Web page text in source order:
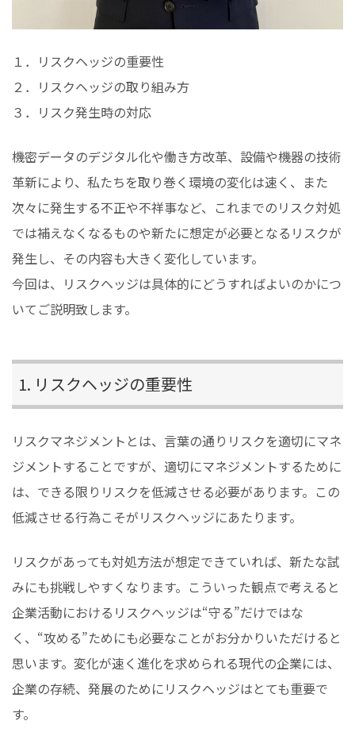
１．リスクヘッジの重要性
２．リスクヘッジの取り組み方
３．リスク発生時の対応
機密データのデジタル化や働き方改革、設備や機器の技術
革新により、私たちを取り巻く環境の変化は速く、また
次々に発生する不正や不祥事など、これまでのリスク対処
では補えなくなるものや新たに想定が必要となるリスクが
発生し、その内容も大きく変化しています。
今回は、リスクヘッジは具体的にどうすればよいのかにつ
いてご説明致します。
1. リスクヘッジの重要性
リスクマネジメントとは、言葉の通りリスクを適切にマネ
ジメントすることですが、適切にマネジメントするために
は、できる限りリスクを低減させる必要があります。この
低減させる行為こそがリスクヘッジにあたります。
リスクがあっても対処方法が想定できていれば、新たな試
みにも挑戦しやすくなります。こういった観点で考えると
企業活動におけるリスクヘッジは“守る”だけではな
く、“攻める”ためにも必要なことがお分かりいただけると
思います。変化が速く進化を求められる現代の企業には、
企業の存続、発展のためにリスクヘッジはとても重要で
す。